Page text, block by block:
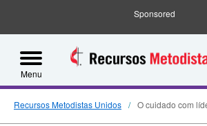
Sponsored
Menu
Recursos Metodistas Unidos O cuidado com